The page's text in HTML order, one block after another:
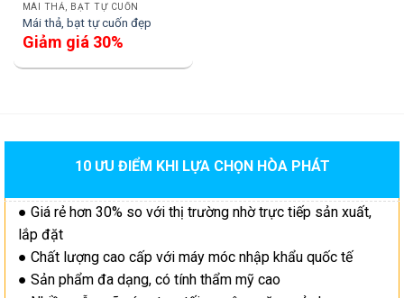
MÁI THẢ, BẠT TỰ CUỐN
Mái thả, bạt tự cuốn đẹp
Giảm giá 30%
10 ƯU ĐIỂM KHI LỰA CHỌN HÒA PHÁT
● Giá rẻ hơn 30% so với thị trường nhờ trực tiếp sản xuất,
lắp đặt
● Chất lượng cao cấp với máy móc nhập khẩu quốc tế
● Sản phẩm đa dạng, có tính thẩm mỹ cao